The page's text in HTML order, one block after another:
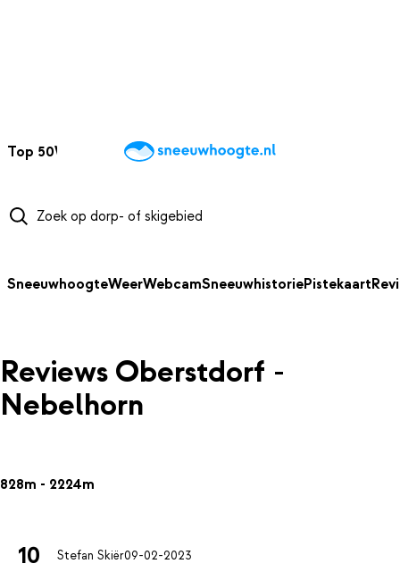
Top 50Webcams WintersportweerKaarten
SneeuwhoogteWeerWebcamSneeuwhistoriePistekaart
Reviews Oberstdorf -
Nebelhorn
828m - 2224m
10 Stefan Skiër09-02-2023